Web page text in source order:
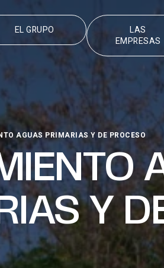
EL GRUPO
LAS
EMPRESAS
AGUAS PRIMARIAS Y DE PROCESO
Y